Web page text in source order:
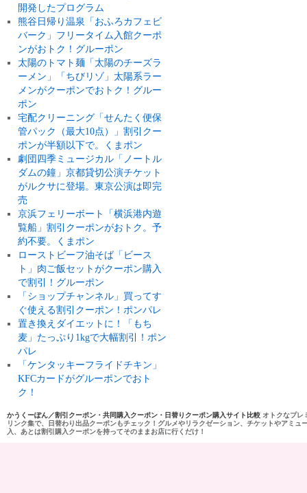
開発したプログラム
熊谷日帰り温泉「おふろカフェビ
バーク」フリータイム入館クーポ
ンがおトク！グルーポン
太陽のトマト麺「太陽のチーズラ
ーメン」「ちびリゾ」太陽系ラー
メンがクーポンでおトク！グルー
ポン
宅配クリーニング「せんたく便保
管パック（最大10点）」割引クー
ポンが半額以下で。くまポン
劇団四季ミュージカル「ノートル
ダムの鐘」京都貸切公演チケット
がルクサに登場。東京公演は即完
売
京浜フェリーボート「横浜港内遊
覧船」割引クーポンがおトク。予
約不要。くまポン
ローストビーフ油そば「ビース
ト」肉ご飯セットがクーポン購入
で割引！グルーポン
「ショップチャンネル」買ってす
ぐ使える割引クーポン！ポンパレ
置き換えダイエットに！「もち
麦」たっぷり1kgで大幅割引！ポン
パレ
「ケンタッキーフライドチキン」
KFCカードがグルーポンでおト
ク！
かうくーぽん／割引クーポン・共同購入クーポン・日替りクーポン購入サイト比較 オトクなプレ
リンク集で、日替わり出品クーポンもチェック！グルメやリラクゼーション、チケットやアミ
入、あとは割引購入クーポンを持ってそのままお店に行くだけ！